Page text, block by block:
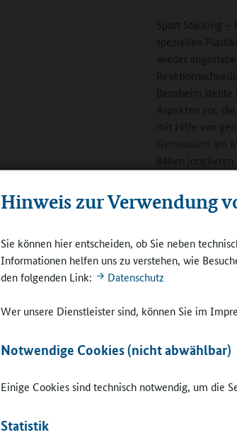
Hinweis zur Verwendung
Sie können hier entscheiden, ob Sie neben
Informationen helfen uns zu verstehen, wie
den folgenden Link:
Datenschutz
Wer unsere Dienstleister sind, können Sie im
Notwendige Cookies (nicht abwählbar)
Einige Cookies sind technisch notwendig, um die
Statistik
Sport Stacking
speziellen
wieder
Bensheim stellte
Aspekten vor,
mit Hilfe von
Gymnasium am
Bällen
„Silber zu
Im Hauptvortrag
viel in der
nur den
sondern sich auf
Teilziele